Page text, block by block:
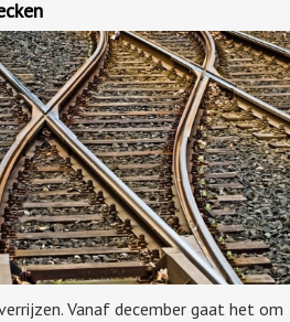
Vanaf december gaat het om